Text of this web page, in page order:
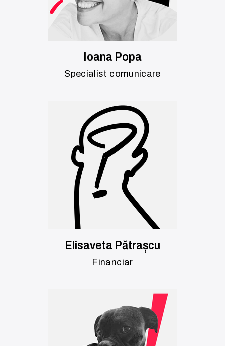
Ioana Popa
Specialist comunicare
Elisaveta Pătrașcu
Financiar